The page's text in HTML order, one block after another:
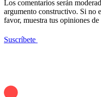
Los comentarios serán
argumento constructivo. Si no
favor, muestra tus opiniones de
Suscríbete